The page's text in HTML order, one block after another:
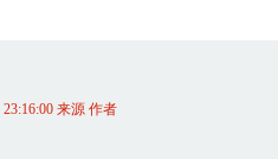
来源 作者